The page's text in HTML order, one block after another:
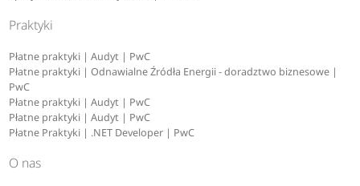
za nisko.
Praktyki
Płatne praktyki | Audyt | PwC
Płatne praktyki | Odnawialne Źródła Energii - doradztwo biznesowe |
PwC
Płatne praktyki | Audyt | PwC
Płatne praktyki | Audyt | PwC
Płatne Praktyki | .NET Developer | PwC
O nas